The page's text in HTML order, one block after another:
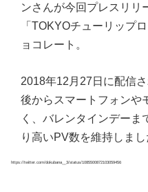
ンさんが今回プレスリリ
「TOKYOチューリップ
ョコレート。
2018年12月27日に配信
後からスマートフォンや
く、バレンタインデーま
り高いPV数を維持しまし
https://twitter.com/dokubana__3/status/1085500872103059456